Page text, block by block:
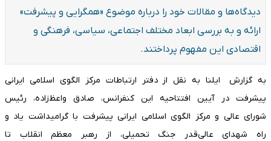
دیدگاه‌ها و مقالات خود را درباره موضوع «همگرایی و پیشرفت»
ارائه و به بررسی ابعاد مختلف اجتماعی، سیاسی، فرهنگی و
اقتصادی این مفهوم پرداختند.
به گزارش ایلنا به نقل از دفتر ارتباطات مرکز الگوی اسلامی ایرانی
پیشرفت در آیین افتتاحیه این کنفرانس، صادق واعظ‌‌زاده، رئیس
شورای عالی و مرکز الگوی اسلامی ایرانی پیشرفت با گرامیداشت یاد و
راه شهدای عالی‌قدر جنگ تحمیلی، از رهبر معظم انقلاب تا